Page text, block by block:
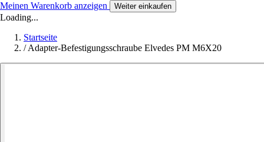
Meinen Warenkorb anzeigen Weiter einkaufen
Loading...
Startseite
/Adapter-Befestigungsschraube Elvedes PM M6X20